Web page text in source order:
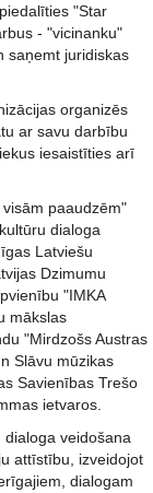
"Star
- "vicinanku"
saņemt juridiskas
organizēs
ar savu darbību
iesaistīties arī
paaudzēm"
dialoga
Latviešu
Dzimumu
"IMKA
mākslas
"Mirdzošs Austras
Slāvu mūzikas
Savienības Trešo
ietvaros.
veidošana
attīstību, izveidojot
dialogam